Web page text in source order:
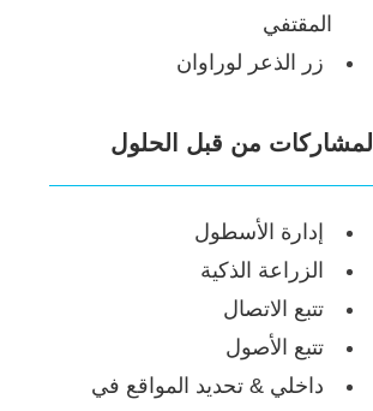
المقتفي
زر الذعر لوراوان
المشاركات من قبل الحلول
إدارة الأسطول
الزراعة الذكية
تتبع الاتصال
تتبع الأصول
داخلي & تحديد المواقع في